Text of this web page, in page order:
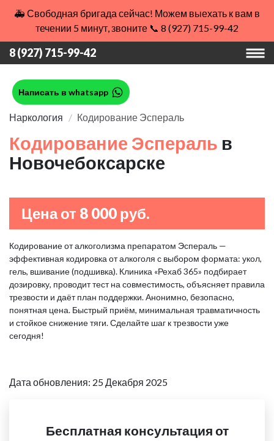
🚑 Свободная бригада сейчас! Можем выехать к вам в
течении 5 минут, звоните 📞 8 (927) 715-99-42
8 (927) 715-99-42
Написать в whatsapp
Наркология Кодирование Эспераль
Кодирование Эспераль в
Новочебоксарске
Цена от 8 000 руб.
Кодирование от алкоголизма препаратом Эспераль —
эффективная кодировка от алкоголя с выбором формата: укол,
гель, вшивание (подшивка). Клиника «Рехаб 365» подбирает
дозировку, проводит тест на совместимость, объясняет правила
трезвости и даёт план поддержки. Анонимно, безопасно,
понятная цена. Быстрый приём, минимальная травматичность
и стойкое снижение тяги. Сделайте шаг к трезвости уже
сегодня!
Дата обновления: 25 Декабря 2025
Бесплатная консультация от